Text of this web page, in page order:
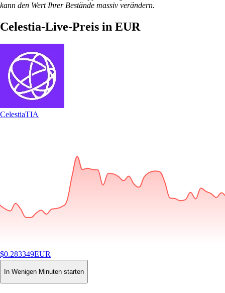
kann den Wert Ihrer Bestände massiv verändern.
Celestia-Live-Preis in EUR
CelestiaTIA
$0.283349EUR
-1.12%24H
Buy
In Wenigen Minuten starten